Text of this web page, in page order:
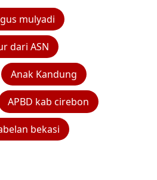
mulyadi
dari ASN
Anak Kandung
APBD kab cirebon
bekasi